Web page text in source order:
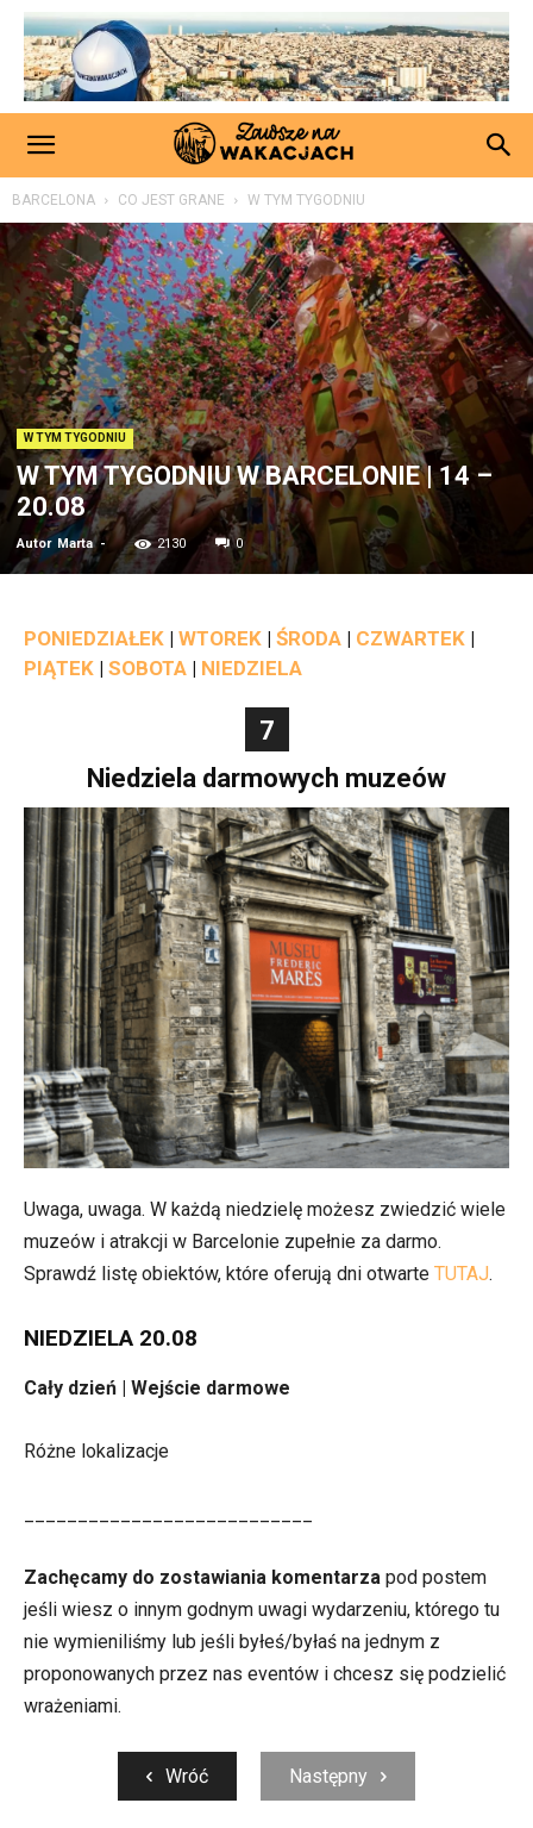
BARCELONA CO JEST GRANE W TYM TYGODNIU
W TYM TYGODNIU
W TYM TYGODNIU W BARCELONIE | 14 –
20.08
Autor Marta - 2130 0
PONIEDZIAŁEK | WTOREK | ŚRODA | CZWARTEK |
PIĄTEK | SOBOTA | NIEDZIELA
7
Niedziela darmowych muzeów
Uwaga, uwaga. W każdą niedzielę możesz zwiedzić wiele
muzeów i atrakcji w Barcelonie zupełnie za darmo.
Sprawdź listę obiektów, które oferują dni otwarte TUTAJ.
NIEDZIELA 20.08
Cały dzień | Wejście darmowe
Różne lokalizacje
Zachęcamy do zostawiania komentarza pod postem
jeśli wiesz o innym godnym uwagi wydarzeniu, którego tu
nie wymieniliśmy lub jeśli byłeś/byłaś na jednym z
proponowanych przez nas eventów i chcesz się podzielić
wrażeniami.
Wróć Następny